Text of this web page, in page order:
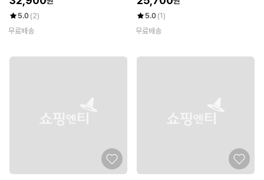
5.0 (2)
무료배송
5.0 (1)
무료배송